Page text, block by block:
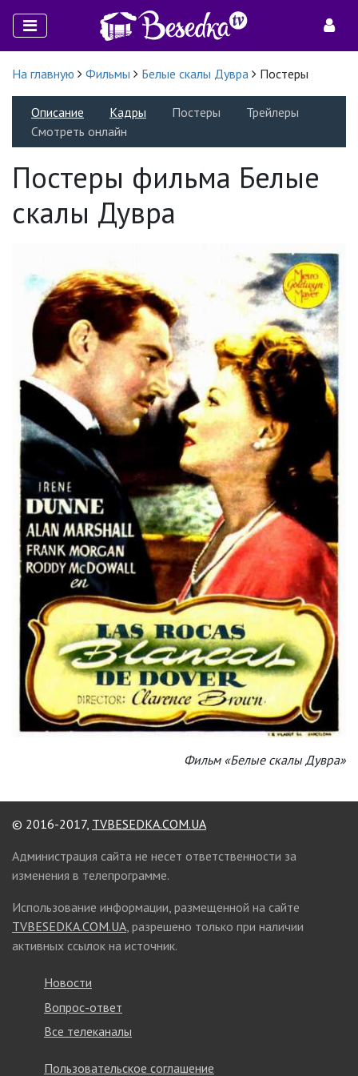
На главную Фильмы Белые скалы Дувра Постеры
Описание Кадры Постеры
Трейлеры
Смотреть онлайн
Постеры фильма Белые
скалы Дувра
Фильм «Белые скалы Дувра»
© 2016-2017, TVBESEDKA.COM.UA
Администрация сайта не несет ответственности за
изменения в телепрограмме.
Использование информации, размещенной на сайте
TVBESEDKA.COM.UA , разрешено только при наличии
активных ссылок на источник.
Новости
Вопрос-ответ
Все телеканалы
Пользовательское соглашение